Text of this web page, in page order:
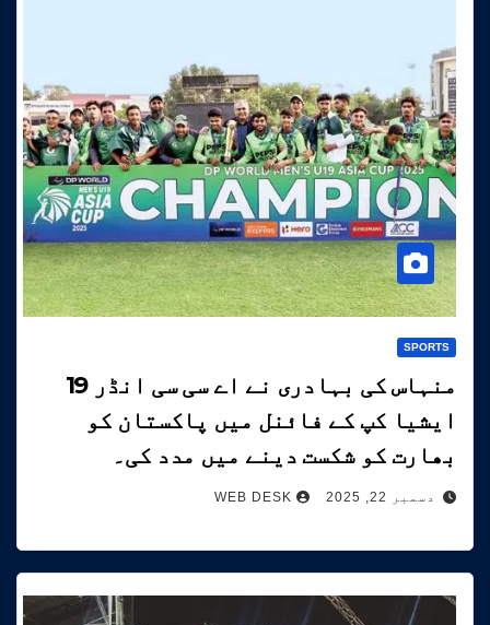
SPORTS
منہاس کی بہادری نے اے سی سی انڈر 19
ایشیا کپ کے فائنل میں پاکستان کو
بھارت کو شکست دینے میں مدد کی۔
دسمبر 22, 2025 WEB DESK